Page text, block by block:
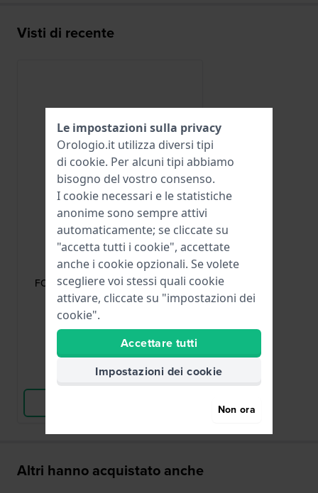
Visti di recente
Frederique Constant
FC-BUGP16
FC-BUGP16 Fibbia ad ardiglione in
acciaio rivestito oro 16mm
42,00 €
● Disponibile
Confronta
Altri hanno acquistato anche
Le impostazioni sulla privacy
Orologio.it utilizza diversi tipi
di cookie. Per alcuni tipi abbiamo
bisogno del vostro consenso.
I cookie necessari e le statistiche
anonime sono sempre attivi
automaticamente; se cliccate su
"accetta tutti i cookie", accettate
anche i cookie opzionali. Se volete
scegliere voi stessi quali cookie
attivare, cliccate su "impostazioni dei
cookie".
Accettare tutti
Impostazioni dei cookie
Non ora